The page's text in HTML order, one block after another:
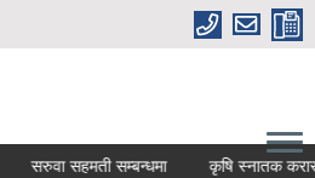
सरुवा सहमती सम्बन्धमा कृषि स्नातक